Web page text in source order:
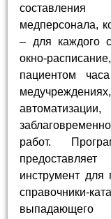
медперсонала,
– для каждого
окно-
пациентом
работ.
инструмент для
справочники-